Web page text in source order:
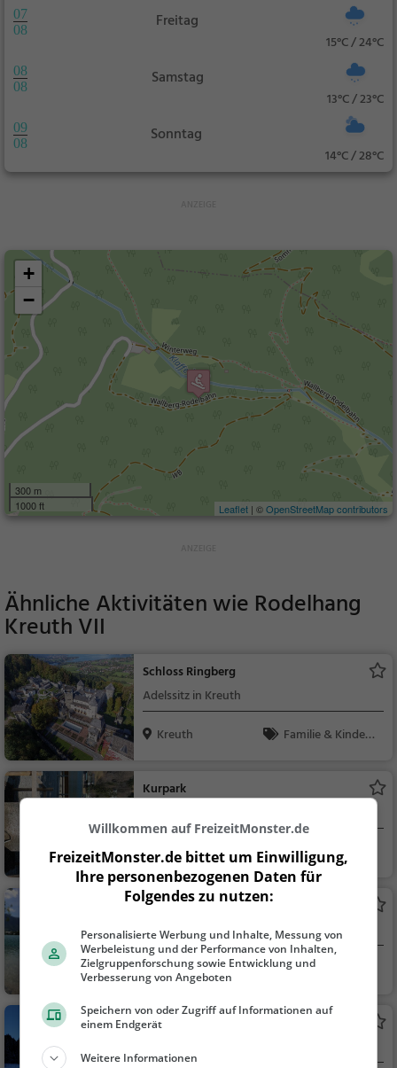
07
08
Freitag
15°C / 24°C
08
08
Samstag
13°C / 23°C
09
08
Sonntag
14°C / 28°C
+
−
300 m
1000 ft
Leaflet | ©OpenStreetMap contributors
Ähnliche Aktivitäten wie Rodelhang
Kreuth VII
Schloss Ringberg
Adelssitz in Kreuth
Kreuth
Familie & Kinder,
Kurpark
Rottach-Egern
Familie & Kinder,
Natur
Badestrand Tegernsee
Strand in Tegernsee
Tegernsee
Familie & Kinder,
Suttensee
Willkommen auf FreizeitMonster.de
FreizeitMonster.de bittet um Einwilligung,
Ihre personenbezogenen Daten für
Folgendes zu nutzen:
Personalisierte Werbung und Inhalte, Messung von
Werbeleistung und der Performance von Inhalten,
Zielgruppenforschung sowie Entwicklung und
Verbesserung von Angeboten
Speichern von oder Zugriff auf Informationen auf
einem Endgerät
Weitere Informationen